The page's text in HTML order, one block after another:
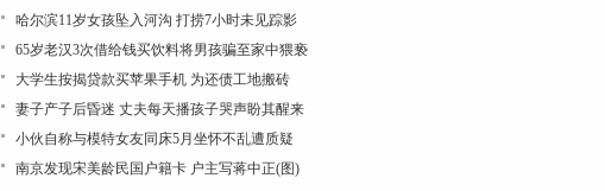
哈尔滨11岁女孩坠入河沟 打捞7小时未见踪影
65岁老汉3次借给钱买饮料将男孩骗至家中猥亵
大学生按揭贷款买苹果手机 为还债工地搬砖
妻子产子后昏迷 丈夫每天播孩子哭声盼其醒来
小伙自称与模特女友同床5月坐怀不乱遭质疑
南京发现宋美龄民国户籍卡 户主写蒋中正(图)